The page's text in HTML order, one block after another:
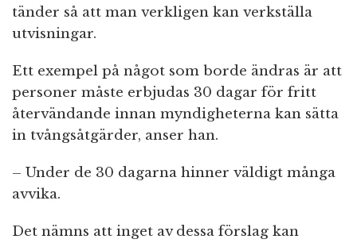
tänder så att man verkligen kan verkställa
utvisningar.
Ett exempel på något som borde ändras är att
personer måste erbjudas 30 dagar för fritt
återvändande innan myndigheterna kan sätta
in tvångsåtgärder, anser han.
– Under de 30 dagarna hinner väldigt många
avvika.
Det nämns att inget av dessa förslag kan